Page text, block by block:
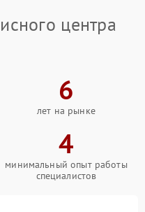
центра
6
лет на рынке
4
минимальный опыт работы
специалистов